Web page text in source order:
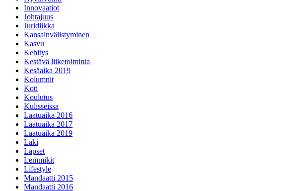
Innovaatiot
Johtajuus
Juridiikka
Kansainvälistyminen
Kasvu
Kehitys
Kestävä liiketoiminta
Kesäaika 2019
Kolumnit
Koti
Koulutus
Kulisseissa
Laatuaika 2016
Laatuaika 2017
Laatuaika 2019
Laki
Lapset
Lemmikit
Lifestyle
Mandaatti 2015
Mandaatti 2016